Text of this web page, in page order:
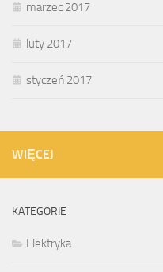
marzec 2017
luty 2017
styczeń 2017
WIĘCEJ
KATEGORIE
Elektryka